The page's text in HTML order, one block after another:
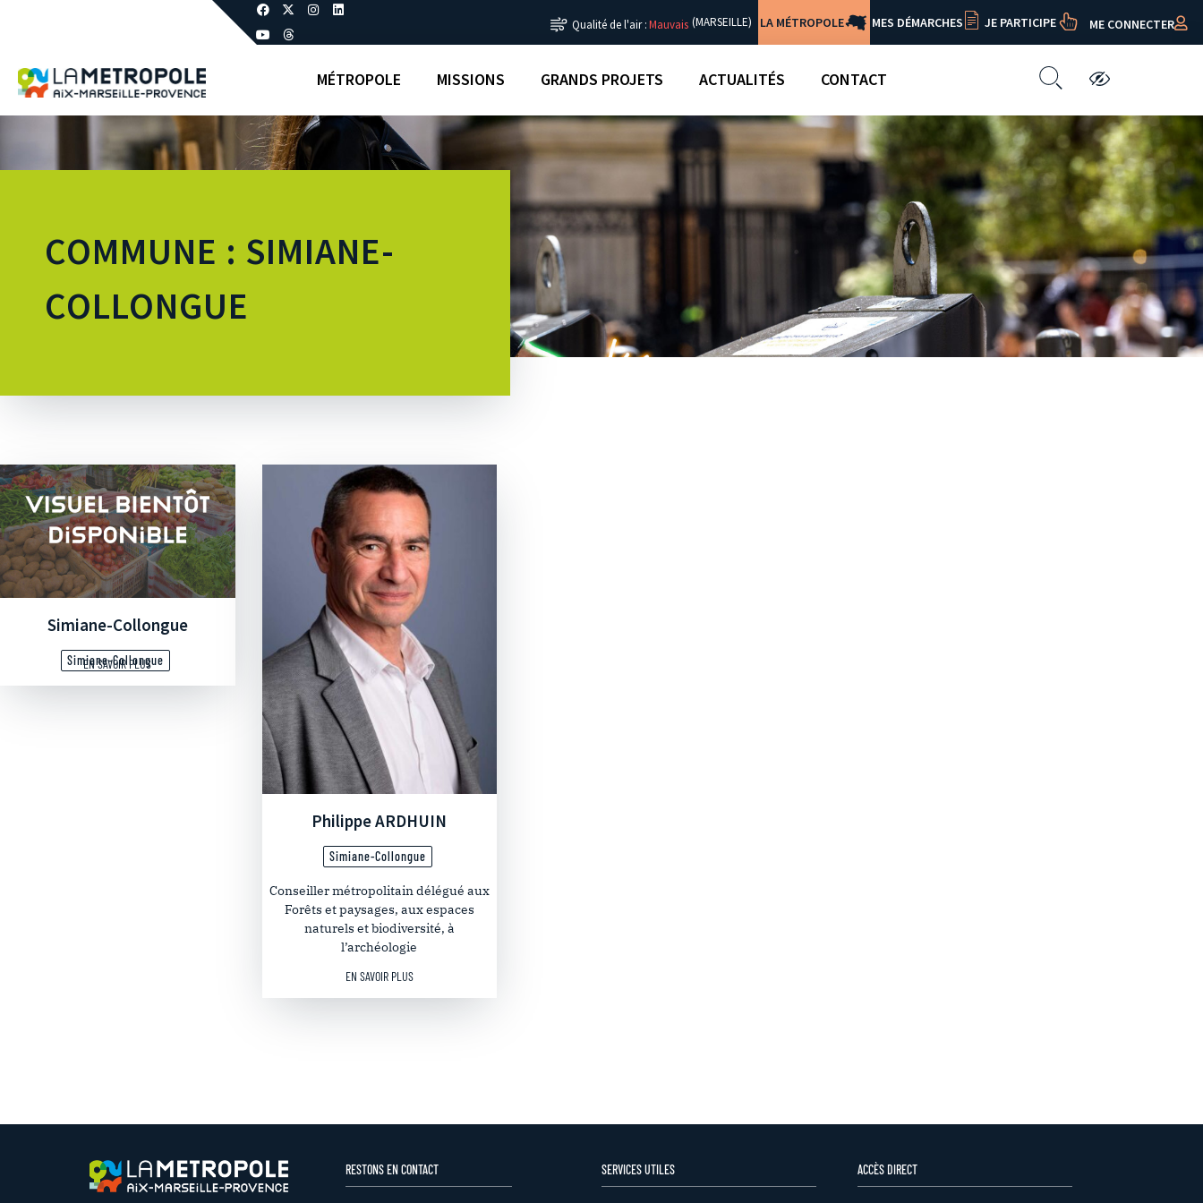
Qualité de l'air :Mauvais (MARSEILLE) LA MÉTROPOLE MES DÉMARCHES JE PARTICIPE ME CONNECTER
MÉTROPOLE MISSIONS GRANDS PROJETS ACTUALITÉS CONTACT
COMMUNE : SIMIANE-
COLLONGUE
Simiane-Collongue
Simiane-Collongue
EN SAVOIR PLUS
Philippe ARDHUIN
Simiane-Collongue
Conseiller métropolitain délégué aux
Forêts et paysages, aux espaces
naturels et biodiversité, à
l’archéologie
EN SAVOIR PLUS
RESTONS EN CONTACT SERVICES UTILES ACCÈS DIRECT